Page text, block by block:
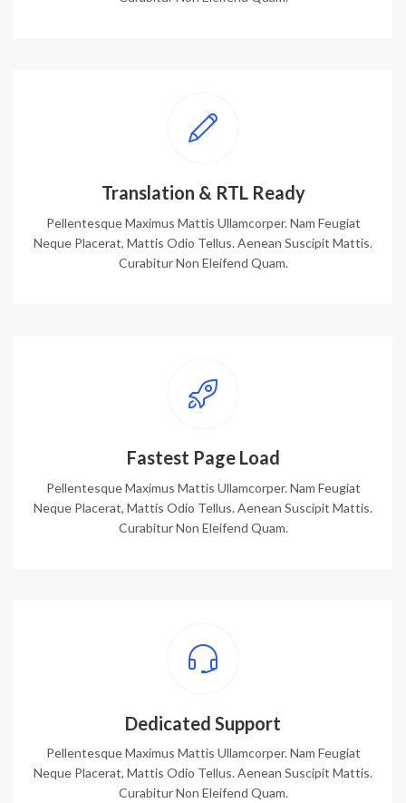
Translation & RTL Ready
Pellentesque Maximus Mattis Ullamcorper. Nam Feugiat
Neque Placerat, Mattis Odio Tellus. Aenean Suscipit Mattis.
Curabitur Non Eleifend Quam.
Fastest Page Load
Pellentesque Maximus Mattis Ullamcorper. Nam Feugiat
Neque Placerat, Mattis Odio Tellus. Aenean Suscipit Mattis.
Curabitur Non Eleifend Quam.
Dedicated Support
Pellentesque Maximus Mattis Ullamcorper. Nam Feugiat
Neque Placerat, Mattis Odio Tellus. Aenean Suscipit Mattis.
Curabitur Non Eleifend Quam.